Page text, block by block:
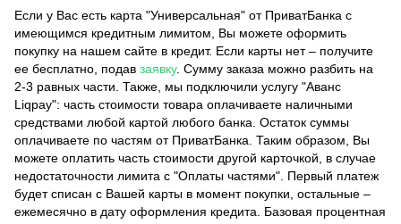
Если у Вас есть карта "Универсальная" от ПриватБанка с
имеющимся кредитным лимитом, Вы можете оформить
покупку на нашем сайте в кредит. Если карты нет – получите
ее бесплатно, подав заявку. Сумму заказа можно разбить на
2-3 равных части. Также, мы подключили услугу "Аванс
Liqpay": часть стоимости товара оплачиваете наличными
средствами любой картой любого банка. Остаток суммы
оплачиваете по частям от ПриватБанка. Таким образом, Вы
можете оплатить часть стоимости другой карточкой, в случае
недостаточности лимита с "Оплаты частями". Первый платеж
будет списан с Вашей карты в момент покупки, остальные –
ежемесячно в дату оформления кредита. Базовая процентная